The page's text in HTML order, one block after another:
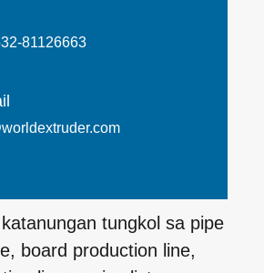
81126663
tungkol sa pipe
board production line,